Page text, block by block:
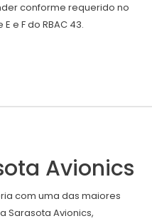
conforme requerido no
e F do RBAC 43.
Avionics
com uma das maiores
Sarasota Avionics,